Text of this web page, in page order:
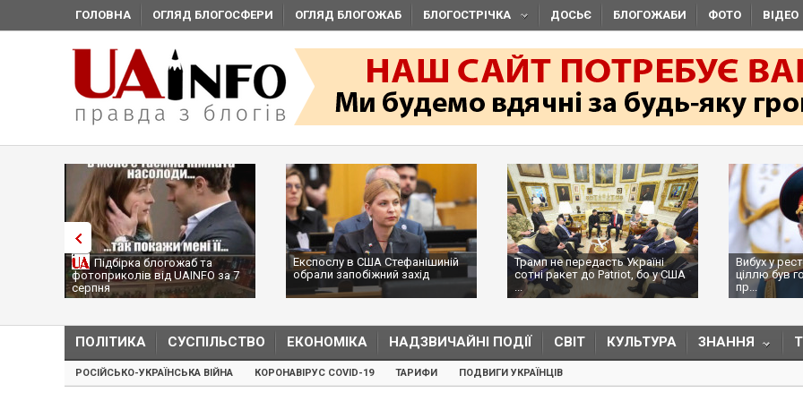
ГОЛОВНА ОГЛЯД БЛОГОСФЕРИ ОГЛЯД БЛОГОЖАБ БЛОГОСТРІЧКА ДОСЬЄ БЛОГОЖАБИ ФОТО ВІДЕО
Підбірка блогожаб та
фотоприколів від UAINFO за 7
серпня
Експослу в США Стефанішиній
обрали запобіжний захід
Трамп не передасть Україні
сотні ракет до Patriot, бо у США
...
Вибух у
ціллю був
пр...
ПОЛІТИКА СУСПІЛЬСТВО ЕКОНОМІКА НАДЗВИЧАЙНІ ПОДІЇ СВІТ КУЛЬТУРА ЗНАННЯ
РОСІЙСЬКО-УКРАЇНСЬКА ВІЙНА КОРОНАВІРУС COVID-19 ТАРИФИ ПОДВИГИ УКРАЇНЦІВ